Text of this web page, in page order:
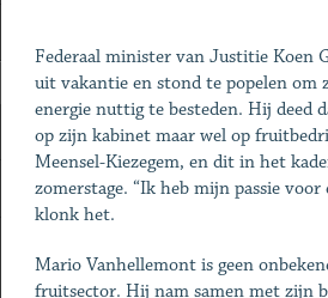
Federaal minister van Justitie Koen
uit vakantie en stond te popelen om
energie nuttig te besteden. Hij deed
op zijn kabinet maar wel op
Meensel-Kiezegem, en dit in het
zomerstage. “Ik heb mijn passie
klonk het.
Mario Vanhellemont is geen
fruitsector. Hij nam samen met zijn